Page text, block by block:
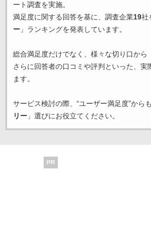
ート調査を実施。
満足度に関する回答を基に、調査企業19社
ー」ランキングを発表しています。
総合満足度だけでなく、様々な切り口から
さらに回答者の口コミや評判といった、
ます。
サービス検討の際、“ユーザー満足度”から
リー」選びにお役立てください。
PR